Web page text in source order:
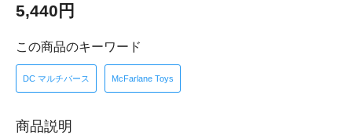
5,440円
この商品のキーワード
DC マルチバース McFarlane Toys
商品説明